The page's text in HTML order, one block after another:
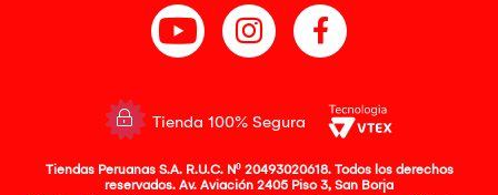
Tienda 100% Segura
Tiendas Peruanas S.A. R.U.C. Nº 20493020618. Todos los derechos
reservados. Av. Aviación 2405 Piso 3, San Borja